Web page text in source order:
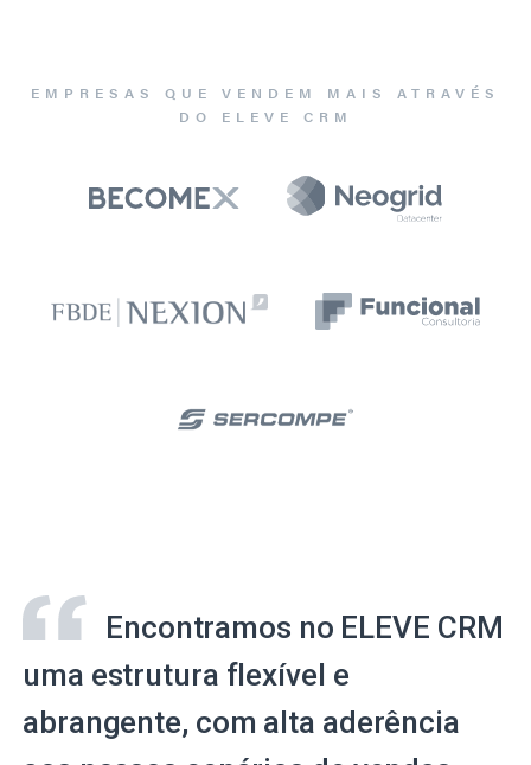
EMPRESAS QUE VENDEM MAIS ATRAVÉS
DO ELEVE CRM
Encontramos no ELEVE CRM
uma estrutura flexível e
abrangente, com alta aderência